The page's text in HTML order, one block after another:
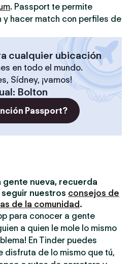
. Passport te permite
y hacer match con perfiles de
cualquier ubicación
en todo el mundo.
Sídney, ¡vamos!
: Bolton
Passport?
gente nueva, recuerda
nuestros consejos de
de la comunidad .
para conocer a gente
a quien le mole lo mismo
En Tinder puedes
disfruta de lo mismo que tú,